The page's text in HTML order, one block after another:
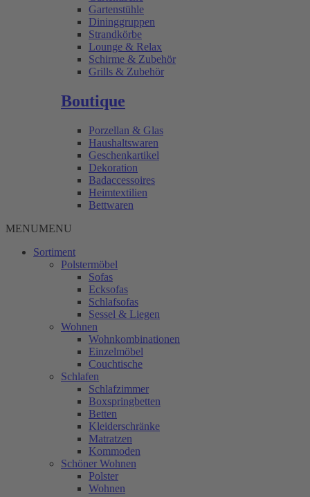
Gartenstühle
Dininggruppen
Strandkörbe
Lounge & Relax
Schirme & Zubehör
Grills & Zubehör
Boutique
Porzellan & Glas
Haushaltswaren
Geschenkartikel
Dekoration
Badaccessoires
Heimtextilien
Bettwaren
MENUMENU
Sortiment
Polstermöbel
Sofas
Ecksofas
Schlafsofas
Sessel & Liegen
Wohnen
Wohnkombinationen
Einzelmöbel
Couchtische
Schlafen
Schlafzimmer
Boxspringbetten
Betten
Kleiderschränke
Matratzen
Kommoden
Schöner Wohnen
Polster
Wohnen